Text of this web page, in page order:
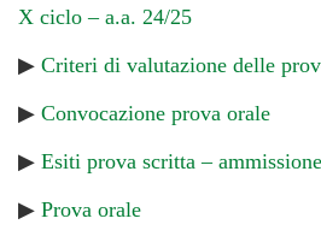
X ciclo – a.a. 24/25
▶ Criteri di valutazione delle
▶ Convocazione prova orale
▶ Esiti prova scritta –
▶ Prova orale